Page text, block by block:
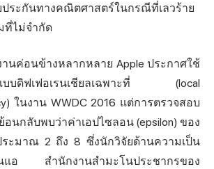
ประกันทางคณิตศาสตร์ในกรณีที่เลวร้าย
ที่ไม่จำกัด
นค่อนข้างหลากหลาย Apple ประกาศใช้
แบบดิฟเฟอเรนเชียลเฉพาะที่ (local
ในงาน WWDC 2016 แต่การตรวจสอบ
อนกลับพบว่าค่าเอปไซลอน (epsilon) ของ
ระมาณ 2 ถึง 8 ซึ่งนักวิจัยด้านความเป็น
นแอ สำนักงานสำมะโนประชากรของ